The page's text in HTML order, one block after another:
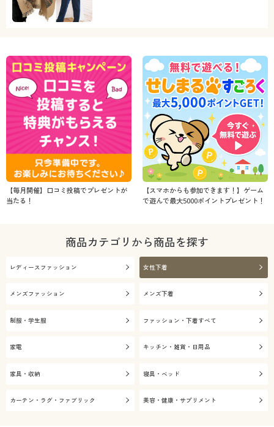
【毎月開催】口コミ投稿でプレゼントが
当たる！
【スマホからも参加できます！】ゲーム
で遊んで最大5000ポイントプレゼント！
商品カテゴリから商品を探す
レディースファッション 女性下着
メンズファッション メンズ下着
制服・学生服 ファッション・下着すべて
家電 キッチン・雑貨・日用品
家具・収納 寝具・ベッド
カーテン・ラグ・ファブリック 美容・健康・サプリメント